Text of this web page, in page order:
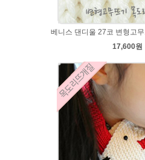
베니스 댄디울 27코 변형고
17,600원